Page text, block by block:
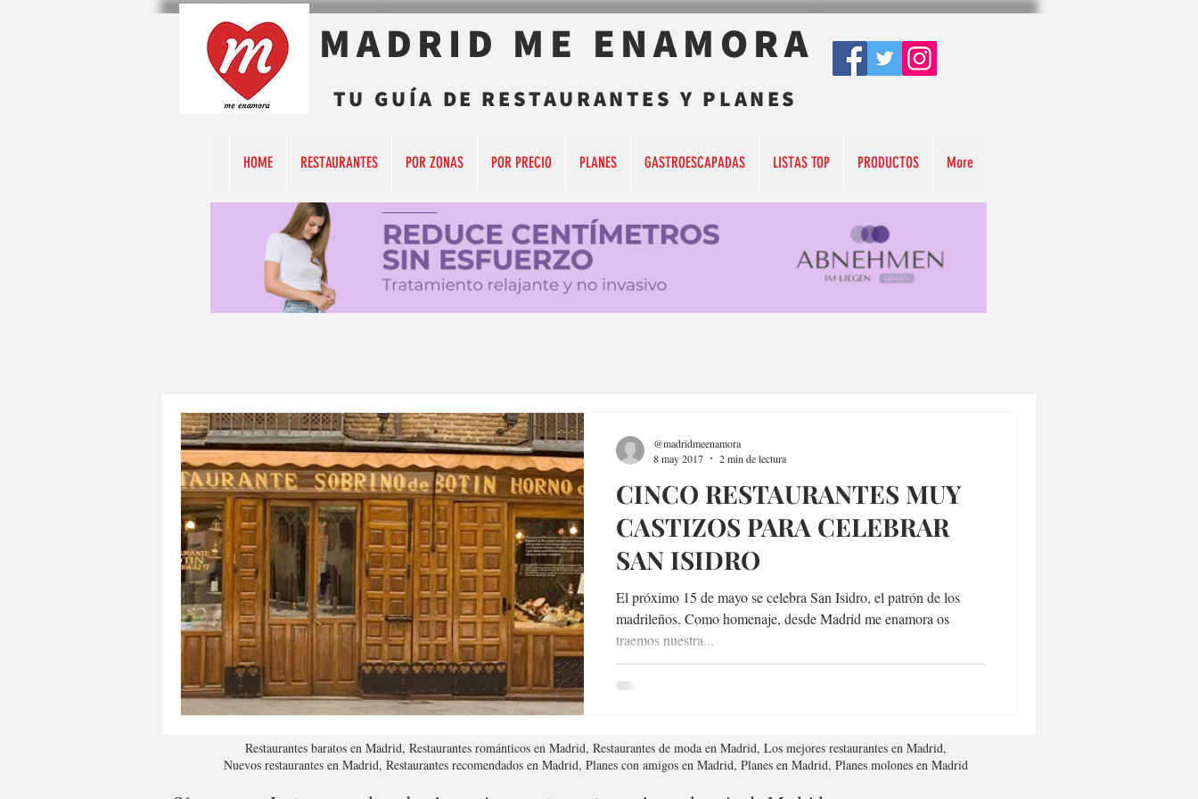
MADRID ME ENAMORA
TU GUÍA DE RESTAURANTES Y PLANES
HOME RESTAURANTES POR ZONAS POR PRECIO PLANES GASTROESCAPADAS LISTAS TOP PRODUCTOS More
CINCO RESTAURANTES MUY
CASTIZOS PARA CELEBRAR
SAN ISIDRO
El próximo 15 de mayo se celebra San Isidro, el patrón de los
madrileños. Como homenaje, desde Madrid me enamora os
traemos nuestra...
@madridmeenamora
8 may 2017
2 min de lectura
Restaurantes baratos en Madrid, Restaurantes románticos en Madrid, Restaurantes de moda en Madrid, Los mejores restaurantes en Madrid,
Nuevos restaurantes en Madrid, Restaurantes recomendados en Madrid, Planes con amigos en Madrid, Planes en Madrid, Planes molones en Madrid